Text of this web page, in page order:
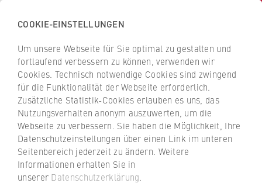
Z
u
ü
k
u
H
c
h
s
c
h
u
l
e
f
Z
u
r
ü
c
k
z
u
r
Forschung und Transfer
Wärmewende in der
kommunalen
Energieversorgung
COOKIE-EINSTELLUNGEN
Um unsere Webseite für Sie optimal zu gestalten und
fortlaufend verbessern zu können, verwenden wir
Cookies. Technisch notwendige Cookies sind zwingend
für die Funktionalität der Webseite erforderlich.
Zusätzliche Statistik-Cookies erlauben es uns, das
Nutzungsverhalten anonym auszuwerten, um die
Webseite zu verbessern. Sie haben die Möglichkeit, Ihre
Datenschutzeinstellungen über einen Link im unteren
Seitenbereich jederzeit zu ändern. Weitere
Informationen erhalten Sie in
unserer Datenschutzerklärung